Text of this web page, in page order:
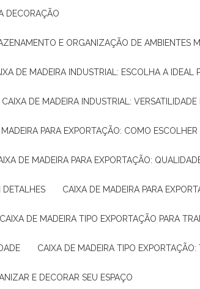
DECORAÇÃO
E ORGANIZAÇÃO DE AMBIENTES
DE MADEIRA INDUSTRIAL: ESCOLHA A IDEAL
CAIXA DE MADEIRA INDUSTRIAL:
MADEIRA PARA EXPORTAÇÃO: COMO
DE MADEIRA PARA EXPORTAÇÃO:
DETALHES CAIXA DE MADEIRA PARA
CAIXA DE MADEIRA TIPO EXPORTAÇÃO PARA
CAIXA DE MADEIRA TIPO
E DECORAR SEU ESPAÇO